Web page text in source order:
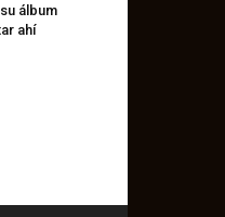
álbum
ahí